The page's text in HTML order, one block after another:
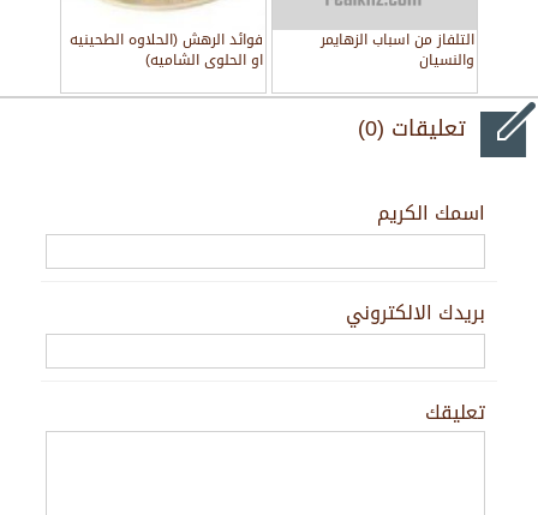
التلفاز من اسباب الزهايمر
والنسيان
فوائد الرهش (الحلاوه الطحينيه
او الحلوى الشاميه)
تعليقات (0)
اسمك الكريم
بريدك الالكتروني
تعليقك